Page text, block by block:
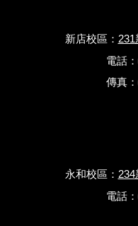
新店校區：
電話
傳真
永和校區：
電話